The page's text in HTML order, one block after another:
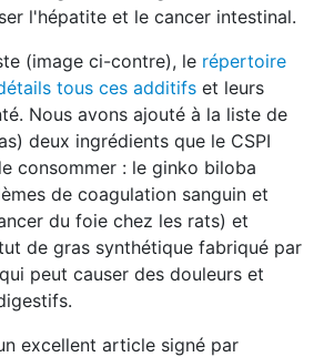
l'hépatite et le cancer intestinal.
(image ci-contre), le répertoire
tous ces additifs et leurs
Nous avons ajouté à la liste de
deux ingrédients que le CSPI
consommer : le ginko biloba
de coagulation sanguin et
du foie chez les rats) et
de gras synthétique fabriqué par
peut causer des douleurs et
excellent article signé par